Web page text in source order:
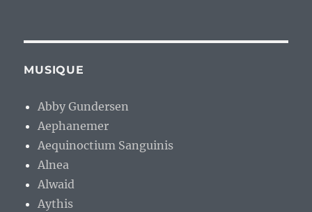
MUSIQUE
Abby Gundersen
Aephanemer
Aequinoctium Sanguinis
Alnea
Alwaid
Aythis